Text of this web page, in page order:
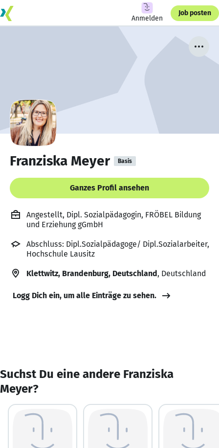
Anmelden
Job posten
Franziska Meyer Basis
Ganzes Profil ansehen
Angestellt, Dipl. Sozialpädagogin, FRÖBEL Bildung
und Erziehung gGmbH
Abschluss: Dipl.Sozialpädagoge/ Dipl.Sozialarbeiter,
Hochschule Lausitz
Klettwitz, Brandenburg, Deutschland, Deutschland
Logg Dich ein, um alle Einträge zu sehen.
Suchst Du eine andere Franziska
Meyer?